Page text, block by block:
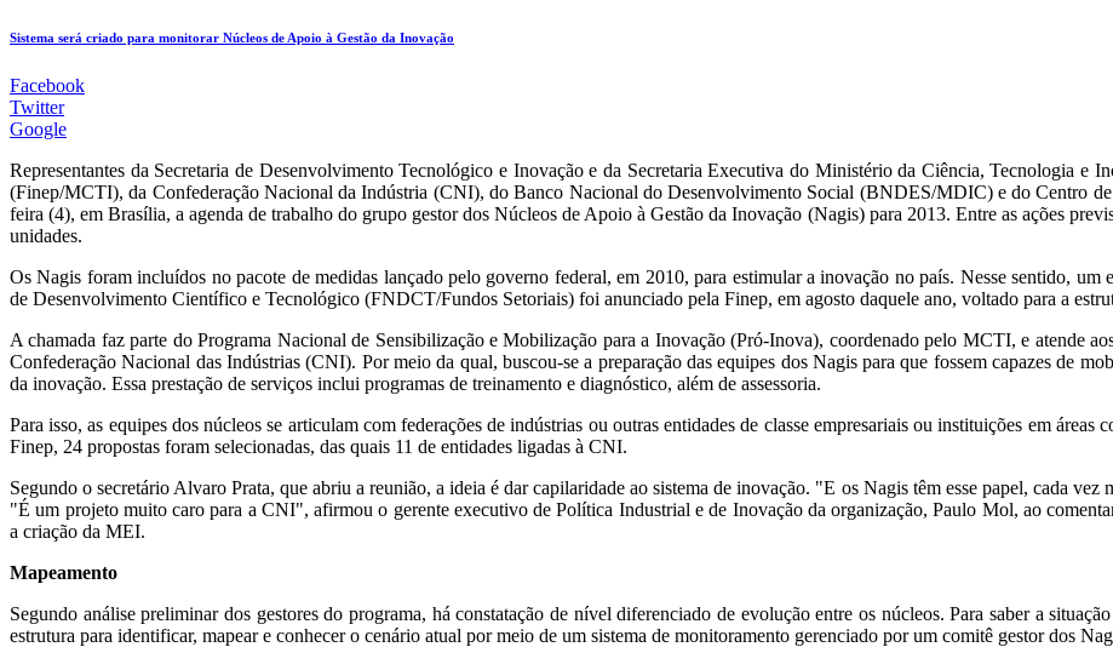
Sistema será criado para monitorar Núcleos de Apoio à Gestão da Inovação
Facebook
Twitter
Google
Representantes da Secretaria de Desenvolvimento Tecnológico e Inovação e da Secretaria Executiva do Ministério da Ciência, Tecnologia e
(Finep/MCTI), da Confederação Nacional da Indústria (CNI), do Banco Nacional do Desenvolvimento Social (BNDES/MDIC) e do Centro de
feira (4), em Brasília, a agenda de trabalho do grupo gestor dos Núcleos de Apoio à Gestão da Inovação (Nagis) para 2013. Entre as ações
unidades.
Os Nagis foram incluídos no pacote de medidas lançado pelo governo federal, em 2010, para estimular a inovação no país. Nesse sentido,
de Desenvolvimento Científico e Tecnológico (FNDCT/Fundos Setoriais) foi anunciado pela Finep, em agosto daquele ano, voltado para a
A chamada faz parte do Programa Nacional de Sensibilização e Mobilização para a Inovação (Pró-Inova), coordenado pelo MCTI, e atende
Confederação Nacional das Indústrias (CNI). Por meio da qual, buscou-se a preparação das equipes dos Nagis para que fossem capazes de
da inovação. Essa prestação de serviços inclui programas de treinamento e diagnóstico, além de assessoria.
Para isso, as equipes dos núcleos se articulam com federações de indústrias ou outras entidades de classe empresariais ou instituições em
Finep, 24 propostas foram selecionadas, das quais 11 de entidades ligadas à CNI.
Segundo o secretário Alvaro Prata, que abriu a reunião, a ideia é dar capilaridade ao sistema de inovação. "E os Nagis têm esse papel, cada
"É um projeto muito caro para a CNI", afirmou o gerente executivo de Política Industrial e de Inovação da organização, Paulo Mol, ao
a criação da MEI.
Mapeamento
Segundo análise preliminar dos gestores do programa, há constatação de nível diferenciado de evolução entre os núcleos. Para saber a
estrutura para identificar, mapear e conhecer o cenário atual por meio de um sistema de monitoramento gerenciado por um comitê gestor dos